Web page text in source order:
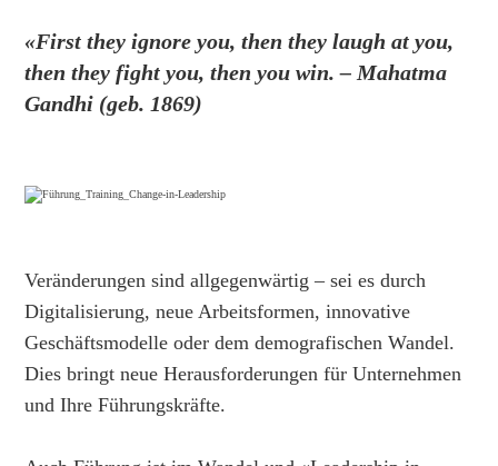
«First they ignore you, then they laugh at you,
then they fight you, then you win. – Mahatma
Gandhi (geb. 1869)
Veränderungen sind allgegenwärtig – sei es durch
Digitalisierung, neue Arbeitsformen, innovative
Geschäftsmodelle oder dem demografischen Wandel.
Dies bringt neue Herausforderungen für Unternehmen
und Ihre Führungskräfte.